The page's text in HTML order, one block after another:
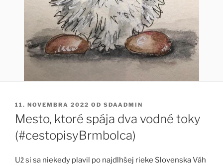
PUBLIKOVANÉ
11. NOVEMBRA 2022 OD SDAADMIN
Mesto, ktoré spája dva vodné toky
(#cestopisyBrmbolca)
Už si sa niekedy plavil po najdlhšej rieke Slovenska Váh